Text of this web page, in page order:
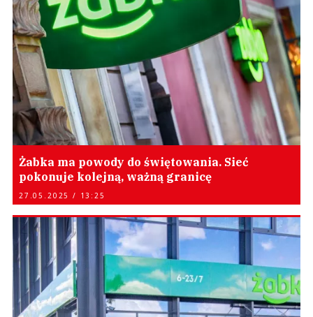
Żabka ma powody do świętowania. Sieć
pokonuje kolejną, ważną granicę
27.05.2025 / 13:25